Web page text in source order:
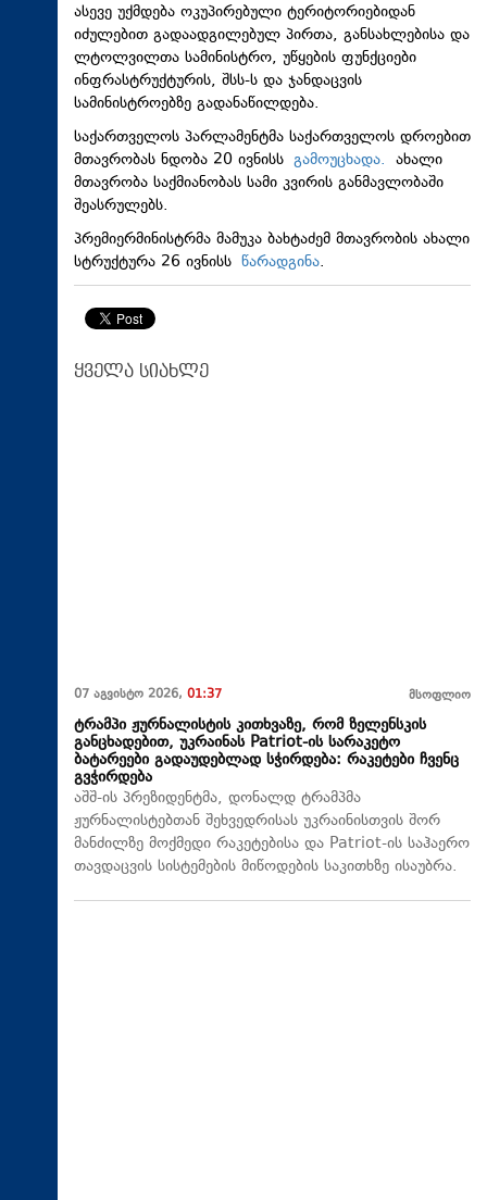
ასევე უქმდება ოკუპირებული ტერიტორიებიდან
იძულებით გადაადგილებულ პირთა, განსახლებისა და
ლტოლვილთა სამინისტრო, უწყების ფუნქციები
ინფრასტრუქტურის, შსს-ს და ჯანდაცვის
სამინისტროებზე გადანაწილდება.
საქართველოს პარლამენტმა საქართველოს დროებით
მთავრობას ნდობა 20 ივნისს გამოუცხადა. ახალი
მთავრობა საქმიანობას სამი კვირის განმავლობაში
შეასრულებს.
პრემიერმინისტრმა მამუკა ბახტაძემ მთავრობის ახალი
სტრუქტურა 26 ივნისს წარადგინა.
ყველა სიახლე
07 აგვისტო 2026, 01:37 მსოფლიო
ტრამპი ჟურნალისტის კითხვაზე, რომ ზელენსკის
განცხადებით, უკრაინას Patriot-ის სარაკეტო
ბატარეები გადაუდებლად სჭირდება: რაკეტები ჩვენც
გვჭირდება
აშშ-ის პრეზიდენტმა, დონალდ ტრამპმა
ჟურნალისტებთან შეხვედრისას უკრაინისთვის შორ
მანძილზე მოქმედი რაკეტებისა და Patriot-ის საჰაერო
თავდაცვის სისტემების მიწოდების საკითხზე ისაუბრა.